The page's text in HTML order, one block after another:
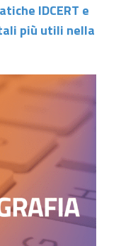
IDCERT e
più utili nella